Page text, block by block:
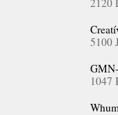
2120
5100
1047